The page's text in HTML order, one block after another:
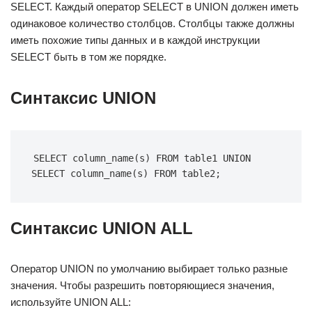
SELECT. Каждый оператор SELECT в UNION должен иметь
одинаковое количество столбцов. Столбцы также должны
иметь похожие типы данных и в каждой инструкции
SELECT быть в том же порядке.
Синтаксис UNION
SELECT column_name(s) FROM table1 UNION
SELECT column_name(s) FROM table2;
Синтаксис UNION ALL
Оператор UNION по умолчанию выбирает только разные
значения. Чтобы разрешить повторяющиеся значения,
используйте UNION ALL: